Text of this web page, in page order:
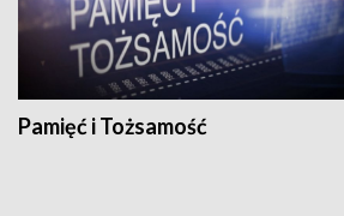
Pamięć i Tożsamość